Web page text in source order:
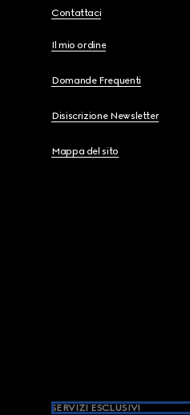
Contattaci
Il mio ordine
Domande Frequenti
Disiscrizione Newsletter
Mappa del sito
SERVIZI ESCLUSIVI